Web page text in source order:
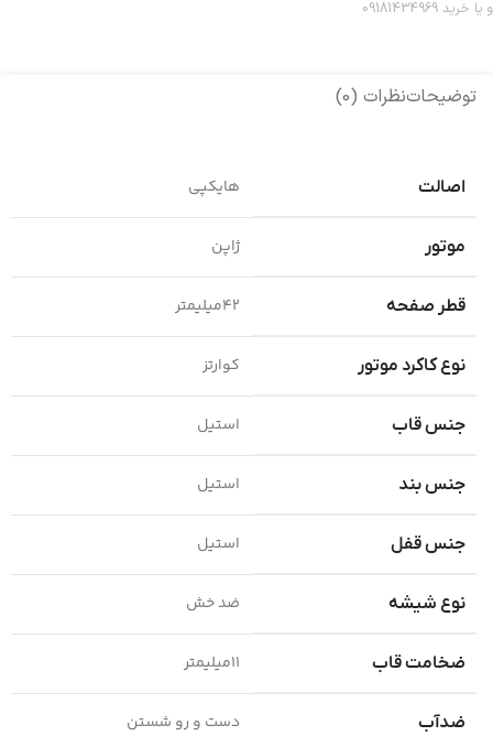
و یا خرید 09181434969
توضیحاتنظرات (0)
اصالت هایکپی
موتور ژاپن
قطر صفحه 42میلیمتر
نوع کاکرد موتور کوارتز
جنس قاب استیل
جنس بند استیل
جنس قفل استیل
نوع شیشه ضد خش
ضخامت قاب 11میلیمتر
ضدآب دست و رو شستن